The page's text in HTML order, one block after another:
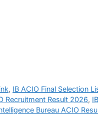
, IB ACIO Final Selection
Recruitment Result 2026,
Bureau ACIO